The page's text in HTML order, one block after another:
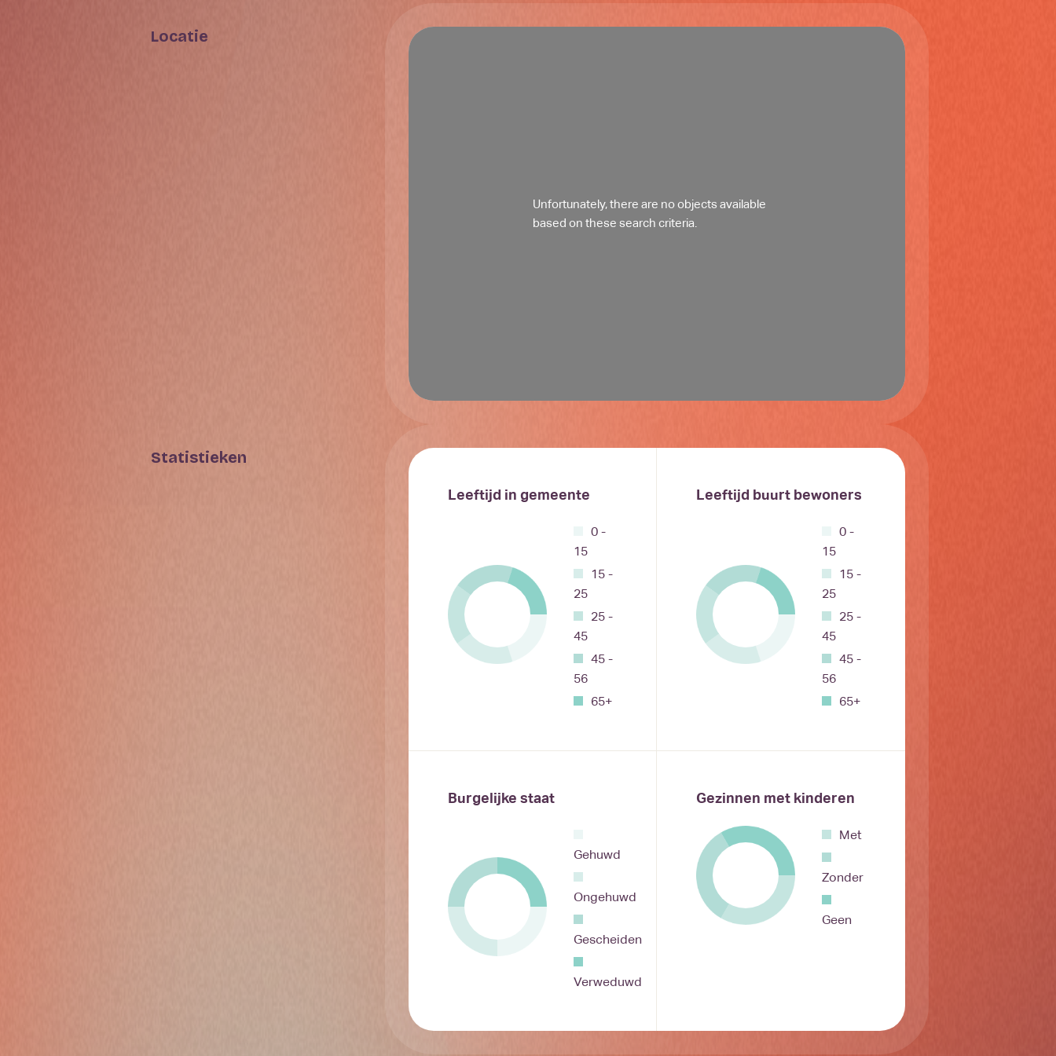
Locatie
Unfortunately, there are no objects available
based on these search criteria.
Statistieken
Leeftijd in gemeente
0 -
15
15 -
25
25 -
45
45 -
56
65+
Leeftijd buurt bewoners
0 -
15
15 -
25
25 -
45
45 -
56
65+
Burgelijke staat
Gehuwd
Ongehuwd
Gescheiden
Verweduwd
Gezinnen met kinderen
Met
Zonder
Geen